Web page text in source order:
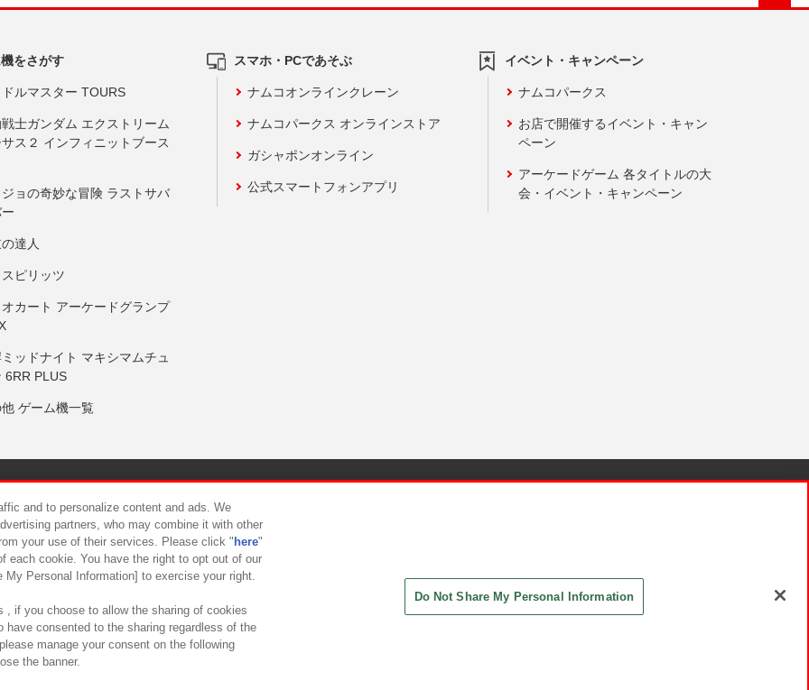
をさがす
ルマスター TOURS
士ガンダム エクストリーム
ス２ インフィニットブース
ョの奇妙な冒険 ラストサバ
達人
ピリッツ
カート アーケードグランプ
ッドナイト マキシマムチュ
6RR PLUS
ゲーム機一覧
スマホ・PCであそぶ
ナムコオンラインクレーン
ナムコパークス オンラインストア
ガシャポンオンライン
公式スマートフォンアプリ
イベント・キャンペーン
ナムコパークス
お店で開催するイベント・キャン
ペーン
アーケードゲーム 各タイトルの大
会・イベント・キャンペーン
について カスタマーハラスメント対応方針
and to personalize content and ads. We
partners, who may combine it with other
your use of their services. Please click " here"
each cookie. You have the right to opt out of our
Personal Information] to exercise your right.
, if you choose to allow the sharing of cookies
have consented to the sharing regardless of the
manage your consent on the following
the banner.
Do Not Share My Personal Information